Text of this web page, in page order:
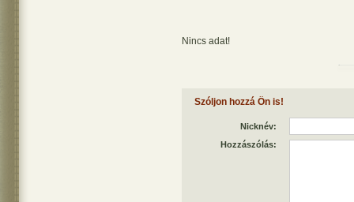
Nincs adat!
Szóljon hozzá Ön is!
Nicknév:
Hozzászólás: